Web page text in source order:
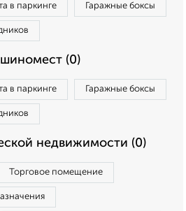
в паркинге Гаражные боксы
(0)
в паркинге Гаражные боксы
недвижимости (0)
Торговое помещение